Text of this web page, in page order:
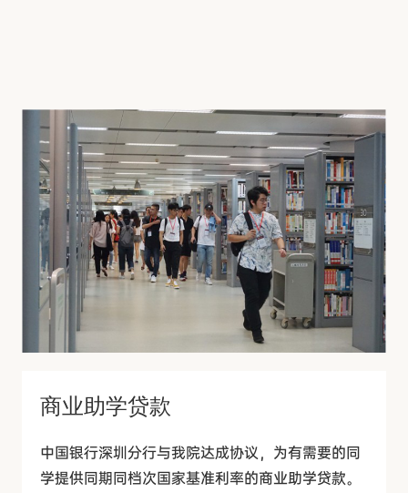
商业助学贷款
中国银行深圳分行与我院达成协议，为有需要的同
学提供同期同档次国家基准利率的商业助学贷款。